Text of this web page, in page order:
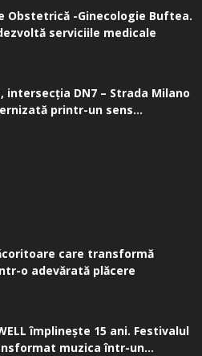
Obstetrică -Ginecologie Buftea.
serviciile medicale
intersecţia DN7 – Strada Milano
printr-un sens...
care transformă
o adevărată plăcere
împlinește 15 ani. Festivalul
muzica într-un...